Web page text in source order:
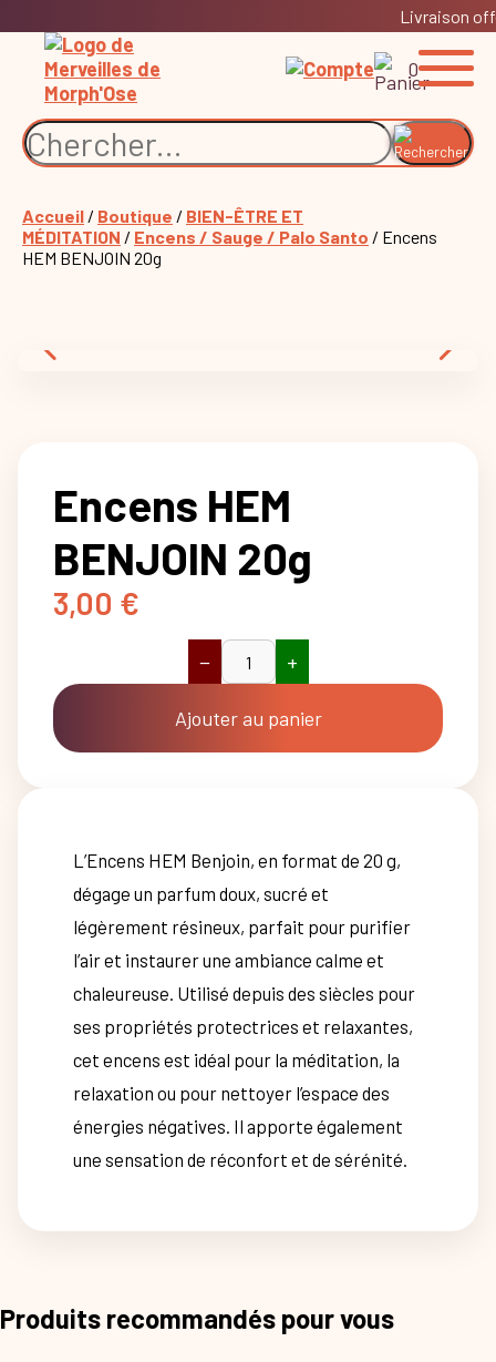
Livraison
0
Accueil / Boutique / BIEN-ÊTRE ET
MÉDITATION / Encens / Sauge / Palo Santo / Encens
HEM BENJOIN 20g
Encens HEM
BENJOIN 20g
3,00 €
quantité
Encens
HEM
BENJOIN
− +
Ajouter au panier
L’Encens HEM Benjoin, en format de 20 g,
dégage un parfum doux, sucré et
légèrement résineux, parfait pour purifier
l’air et instaurer une ambiance calme et
chaleureuse. Utilisé depuis des siècles pour
ses propriétés protectrices et relaxantes,
cet encens est idéal pour la méditation, la
relaxation ou pour nettoyer l’espace des
énergies négatives. Il apporte également
une sensation de réconfort et de sérénité.
Produits recommandés pour vous